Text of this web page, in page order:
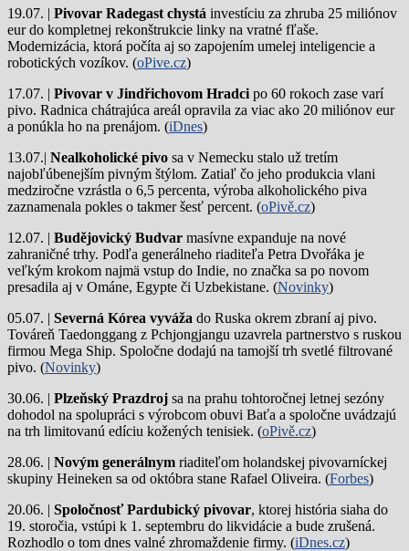
19.07. | Pivovar Radegast chystá investíciu za zhruba 25 miliónov
eur do kompletnej rekonštrukcie linky na vratné fľaše.
Modernizácia, ktorá počíta aj so zapojením umelej inteligencie a
robotických vozíkov. (oPive.cz)
17.07. | Pivovar v Jindřichovom Hradci po 60 rokoch zase varí
pivo. Radnica chátrajúca areál opravila za viac ako 20 miliónov eur
a ponúkla ho na prenájom. (iDnes)
13.07.| Nealkoholické pivo sa v Nemecku stalo už tretím
najobľúbenejším pivným štýlom. Zatiaľ čo jeho produkcia vlani
medziročne vzrástla o 6,5 percenta, výroba alkoholického piva
zaznamenala pokles o takmer šesť percent. (oPivě.cz)
12.07. | Budějovický Budvar masívne expanduje na nové
zahraničné trhy. Podľa generálneho riaditeľa Petra Dvořáka je
veľkým krokom najmä vstup do Indie, no značka sa po novom
presadila aj v Ománe, Egypte či Uzbekistane. (Novinky)
05.07. | Severná Kórea vyváža do Ruska okrem zbraní aj pivo.
Továreň Taedonggang z Pchjongjangu uzavrela partnerstvo s ruskou
firmou Mega Ship. Spoločne dodajú na tamojší trh svetlé filtrované
pivo. (Novinky)
30.06. | Plzeňský Prazdroj sa na prahu tohtoročnej letnej sezóny
dohodol na spolupráci s výrobcom obuvi Baťa a spoločne uvádzajú
na trh limitovanú edíciu kožených tenisiek. (oPivě.cz)
28.06. | Novým generálnym riaditeľom holandskej pivovarníckej
skupiny Heineken sa od októbra stane Rafael Oliveira. (Forbes)
20.06. | Spoločnosť Pardubický pivovar, ktorej história siaha do
19. storočia, vstúpi k 1. septembru do likvidácie a bude zrušená.
Rozhodlo o tom dnes valné zhromaždenie firmy. (iDnes.cz)